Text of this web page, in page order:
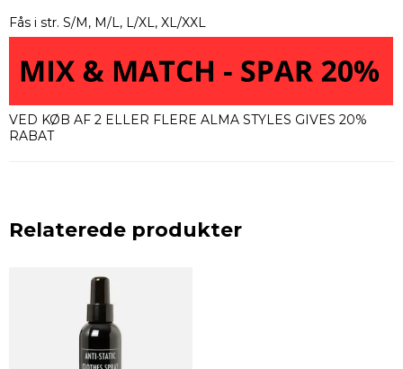
Fås i str. S/M, M/L, L/XL, XL/XXL
VED KØB AF 2 ELLER FLERE ALMA STYLES GIVES 20%
RABAT
Relaterede produkter